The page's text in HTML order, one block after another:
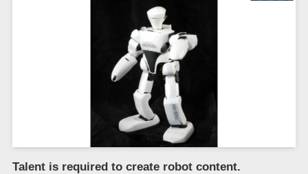
Talent is required to create robot content.